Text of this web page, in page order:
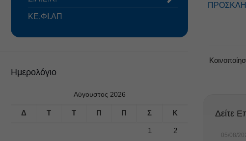
Δείτε
05/08/
ΚΕ.ΦΙ.ΑΠ
Ημερολόγιο
Αύγουστος 2026
Δ Τ Τ Π Π Σ Κ
1 2